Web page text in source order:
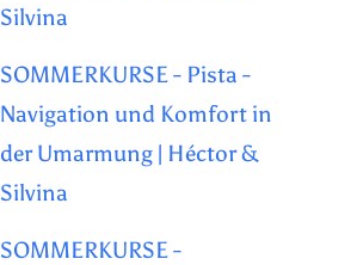
Silvina
SOMMERKURSE - Pista -
Navigation und Komfort in
der Umarmung | Héctor &
Silvina
SOMMERKURSE -